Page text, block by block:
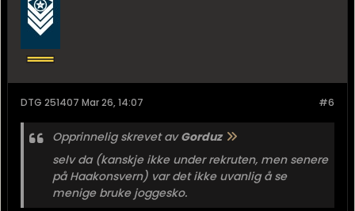
#6
DTG 251407 Mar 26, 14:07
Opprinnelig skrevet avGorduz
selv da (kanskje ikke under rekruten, men senere
på Haakonsvern) var det ikke uvanlig å se
menige bruke joggesko.